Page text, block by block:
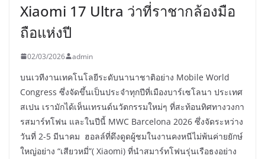
Xiaomi 17 Ultra ว่าที่ราชากล้องมือ
ถือแห่งปี
02/03/2026 admin
บนเวทีงานเทคโนโลยีระดับนานาชาติอย่าง Mobile World
Congress ซึ่งจัดขึ้นเป็นประจำทุกปีที่เมืองบาร์เซโลนา ประเทศ
สเปน เรามักได้เห็นเทรนด์นวัตกรรมใหม่ๆ ที่สะท้อนทิศทางวงกา
รสมาร์ทโฟน และในปีนี้ MWC Barcelona 2026 ซึ่งจัดระหว่าง
วันที่ 2-5 มีนาคม ฮอลล์ที่ดึงดูดผู้ชมในงานคงหนีไม่พ้นค่ายยักษ์
ใหญ่อย่าง “เสียวหมี่”( Xiaomi) ที่นำสมาร์ทโฟนรุ่นเรือธงอย่าง